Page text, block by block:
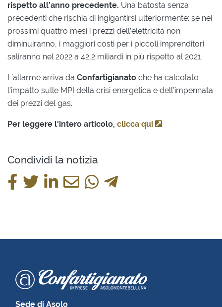
rispetto all’anno precedente. Una batosta senza
precedenti che rischia di ingigantirsi ulteriormente: se nei
prossimi quattro mesi i prezzi dell’elettricità non
diminuiranno, i maggiori costi per i piccoli imprenditori
saliranno nel 2022 a 42,2 miliardi in più rispetto al 2021.
L’allarme arriva da Confartigianato che ha calcolato
l’impatto sulle MPI della crisi energetica e dell’impennata
dei prezzi del gas.
Per leggere l'intero articolo, clicca qui
Condividi la notizia
Sede di Asolo